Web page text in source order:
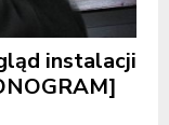
instalacji